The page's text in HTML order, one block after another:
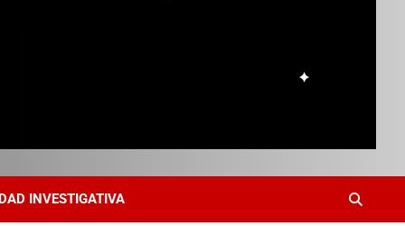
INVESTIGATIVA